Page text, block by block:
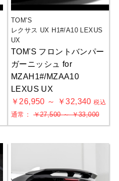
TOM'S
レクサス UX H1#/A10 LEXUS
UX
TOM'S フロントバンパー
ガーニッシュ for
MZAH1#/MZAA10
LEXUS UX
￥26,950 ～ ￥32,340税込
通常：￥27,500 ～ ￥33,000